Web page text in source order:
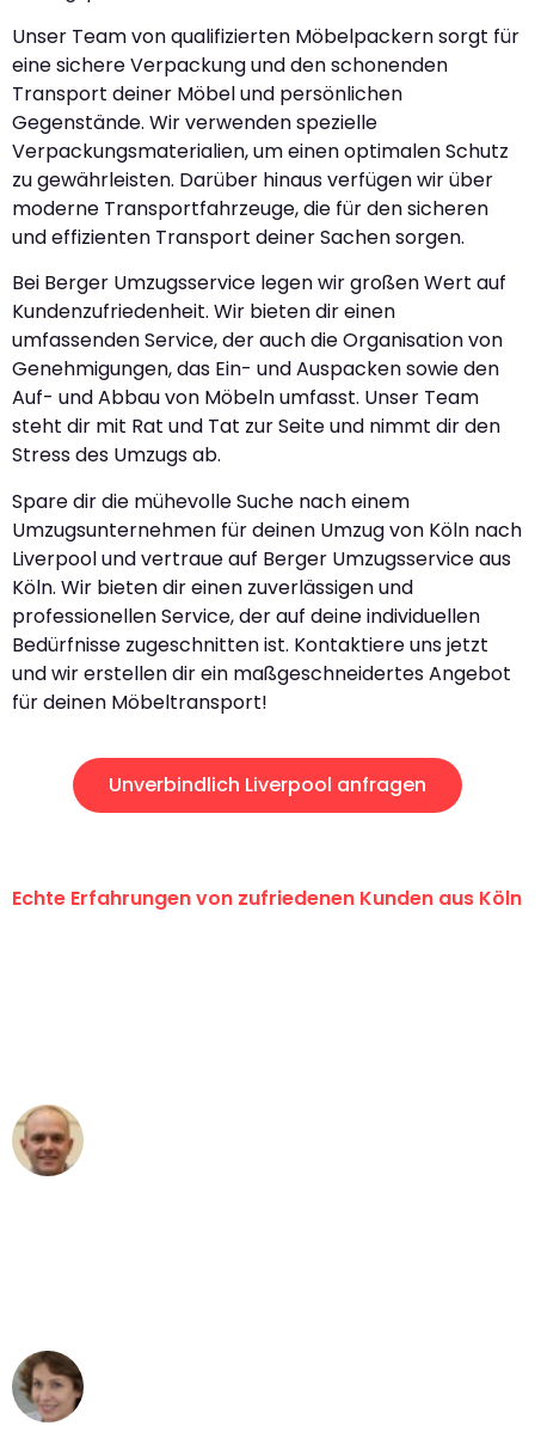
Unser Team von qualifizierten Möbelpackern sorgt für
eine sichere Verpackung und den schonenden
Transport deiner Möbel und persönlichen
Gegenstände. Wir verwenden spezielle
Verpackungsmaterialien, um einen optimalen Schutz
zu gewährleisten. Darüber hinaus verfügen wir über
moderne Transportfahrzeuge, die für den sicheren
und effizienten Transport deiner Sachen sorgen.
Bei Berger Umzugsservice legen wir großen Wert auf
Kundenzufriedenheit. Wir bieten dir einen
umfassenden Service, der auch die Organisation von
Genehmigungen, das Ein- und Auspacken sowie den
Auf- und Abbau von Möbeln umfasst. Unser Team
steht dir mit Rat und Tat zur Seite und nimmt dir den
Stress des Umzugs ab.
Spare dir die mühevolle Suche nach einem
Umzugsunternehmen für deinen Umzug von Köln nach
Liverpool und vertraue auf Berger Umzugsservice aus
Köln. Wir bieten dir einen zuverlässigen und
professionellen Service, der auf deine individuellen
Bedürfnisse zugeschnitten ist. Kontaktiere uns jetzt
und wir erstellen dir ein maßgeschneidertes Angebot
für deinen Möbeltransport!
Unverbindlich Liverpool anfragen
Echte Erfahrungen von zufriedenen Kunden aus Köln